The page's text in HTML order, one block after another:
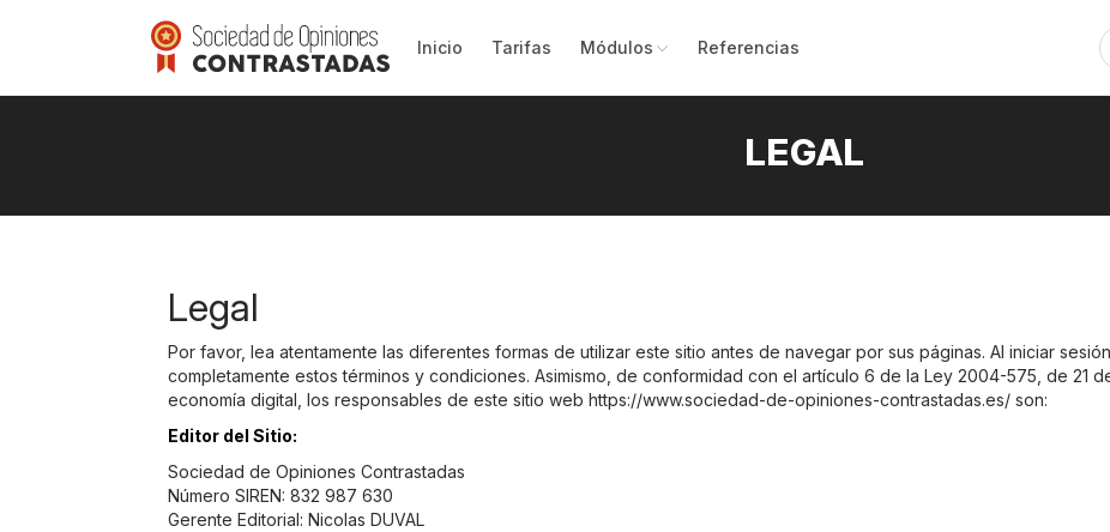
Inicio Tarifas Módulos Referencias
LEGAL
Legal
Por favor, lea atentamente las diferentes formas de utilizar este sitio antes de navegar por sus páginas. Al iniciar
completamente estos términos y condiciones. Asimismo, de conformidad con el artículo 6 de la Ley 2004-575, de 21
economía digital, los responsables de este sitio web https://www.sociedad-de-opiniones-contrastadas.es/ son:
Editor del Sitio:
Sociedad de Opiniones Contrastadas
Número SIREN: 832 987 630
Gerente Editorial: Nicolas DUVAL